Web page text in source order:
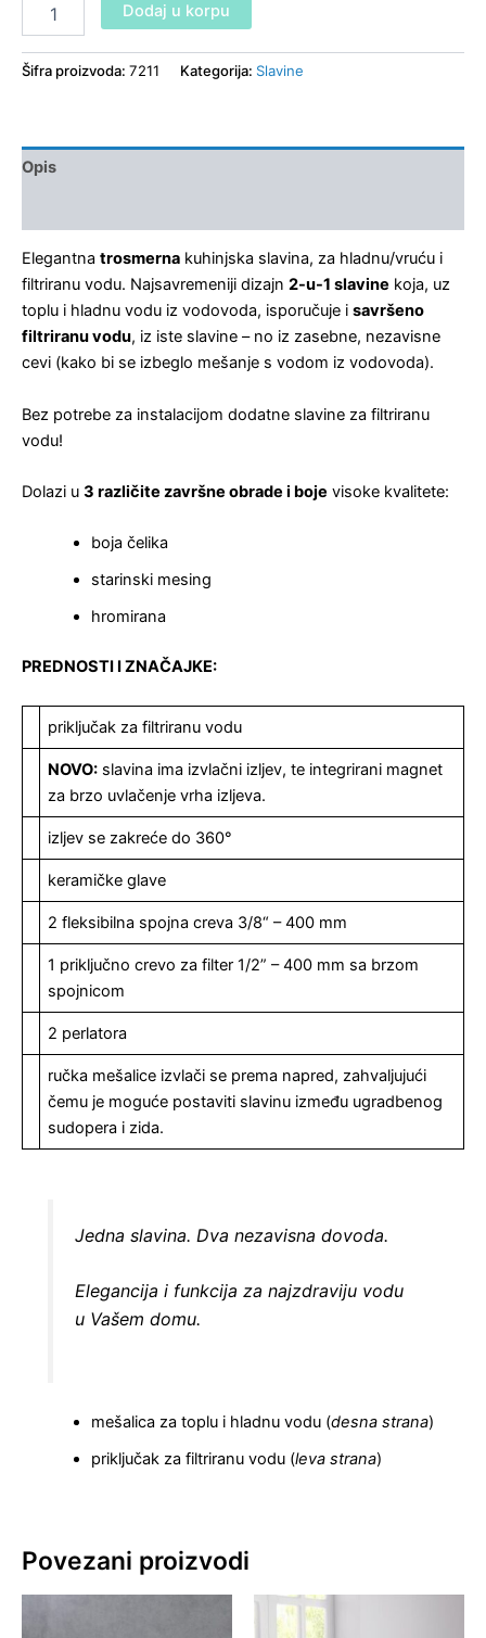
Dodaj u korpu
Šifra proizvoda: 7211 Kategorija: Slavine
Opis
Elegantna trosmerna kuhinjska slavina, za hladnu/vruću i
filtriranu vodu. Najsavremeniji dizajn 2-u-1 slavine koja, uz
toplu i hladnu vodu iz vodovoda, isporučuje i savršeno
filtriranu vodu, iz iste slavine – no iz zasebne, nezavisne
cevi (kako bi se izbeglo mešanje s vodom iz vodovoda).
Bez potrebe za instalacijom dodatne slavine za filtriranu
vodu!
Dolazi u 3 različite završne obrade i boje visoke kvalitete:
boja čelika
starinski mesing
hromirana
PREDNOSTI I ZNAČAJKE:
priključak za filtriranu vodu
NOVO: slavina ima izvlačni izljev, te integrirani magnet
za brzo uvlačenje vrha izljeva.
izljev se zakreće do 360°
keramičke glave
2 fleksibilna spojna creva 3/8“ – 400 mm
1 priključno crevo za filter 1/2” – 400 mm sa brzom
spojnicom
2 perlatora
ručka mešalice izvlači se prema napred, zahvaljujući
čemu je moguće postaviti slavinu između ugradbenog
sudopera i zida.
Jedna slavina. Dva nezavisna dovoda.
Elegancija i funkcija za najzdraviju vodu
u Vašem domu.
mešalica za toplu i hladnu vodu (desna strana)
priključak za filtriranu vodu (leva strana)
Povezani proizvodi